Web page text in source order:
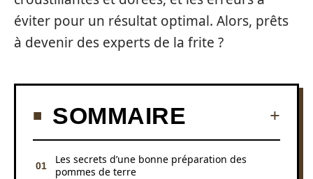
éviter pour un résultat optimal. Alors, prêts
à devenir des experts de la frite ?
SOMMAIRE
Les secrets d’une bonne préparation des
pommes de terre